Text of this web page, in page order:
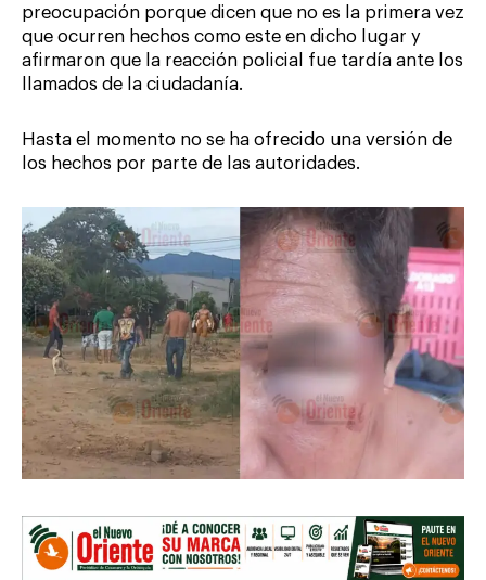
preocupación porque dicen que no es la primera vez
que ocurren hechos como este en dicho lugar y
afirmaron que la reacción policial fue tardía ante los
llamados de la ciudadanía.
Hasta el momento no se ha ofrecido una versión de
los hechos por parte de las autoridades.